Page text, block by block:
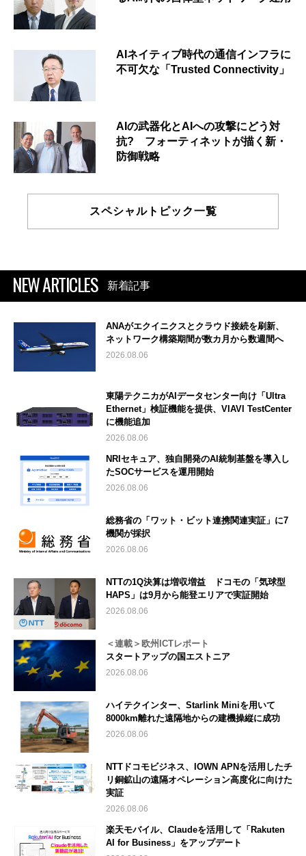
AIネイティブ時代の通信インフラに
不可欠な「Trusted Connectivity」
AIの武器化とAIへの攻撃にどう対
抗? フォーティネットが描く新・
防御戦略
スペシャルトピック一覧
NEW ARTICLES 新着記事
ANAがエクイニクスとクラウド接続を刷新、
ネットワーク構築期間が数カ月から数週間へ
2026.08.06
東陽テクニカがAIデータセンター向け「Ultra
Ethernet」検証機能を提供、VIAVI TestCenter
に機能追加
2026.08.06
NRIセキュア、独自開発のAI統制基盤を導入し
たSOCサービスを運用開始
2026.08.06
総務省の「ワット・ビット連携関連実証」に7
機関が採択
2026.08.06
NTTの1Q決算は増収増益 ドコモの「気球型
HAPS」は9月から能登エリアで実証開始
2026.08.06
＜連載＞欧州ICTレポート
スタートアップの国エストニア
2026.08.06
ハイテクインター、Starlink Miniを用いて
8000km離れた遠隔地からの建機操縦に成功
2026.08.06
NTTドコモビジネス、IOWN APNを活用したチ
リ銅鉱山の遠隔オペレーション高度化に向けた
実証
2026.08.06
楽天モバイル、Claudeを活用して「Rakuten
AI for Business」をアップデート